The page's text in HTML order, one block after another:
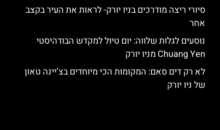
סיורי ריצה מודרכים בניו יורק- לראות את העיר בקצב
אחר
נוסעים לגלות שלווה: יום טיול למקדש הבודהיסטי
Chuang Yen מניו יורק
לא רק דים סאם: המקומות הכי מיוחדים בצ’יינה טאון
של ניו יורק